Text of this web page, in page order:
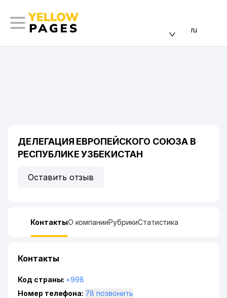
ru
ДЕЛЕГАЦИЯ ЕВРОПЕЙСКОГО СОЮЗА В
РЕСПУБЛИКЕ УЗБЕКИСТАН
Оставить отзыв
КонтактыО компанииРубрикиСтатистика
Контакты
Код страны: +998
Номер телефона:
78 позвонить